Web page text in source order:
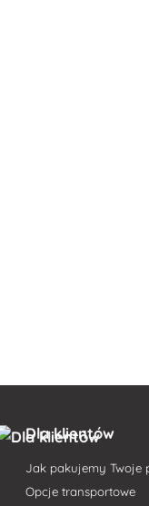
Dla klientów
Jak pakujemy Twoje
Opcje transportowe